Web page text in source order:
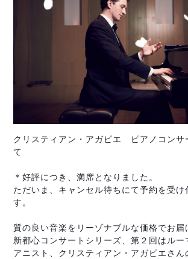
クリスティアン・アガピエ ピアノコンサ
て
＊好評につき、満席となりました。
ただいま、キャンセル待ちにて予約を受け
す。
質の良い音楽をリーゾナブルな価格でお届
新都心コンサートシリーズ、第２回はルー
アニスト、クリスティアン・アガピエさん